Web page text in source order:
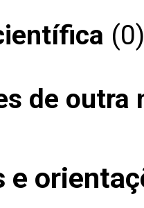
(0)
de outra
e